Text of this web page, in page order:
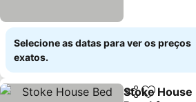
Selecione as datas para ver os preços
exatos.
Partilhar
Stoke House